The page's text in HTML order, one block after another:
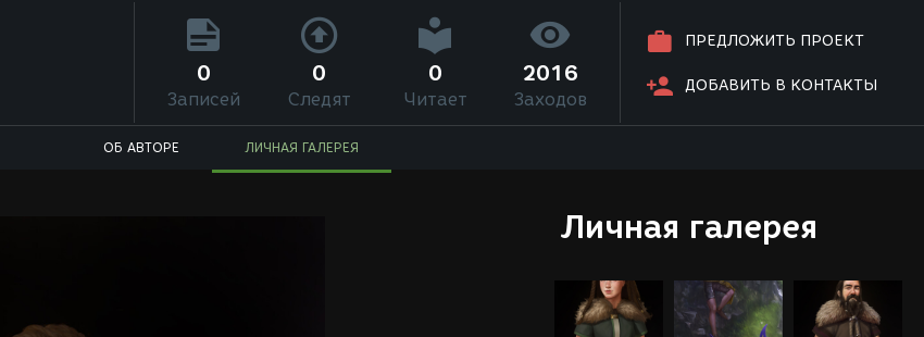
ПРЕДЛОЖИТЬ ПРОЕКТ
ДОБАВИТЬ В КОНТАКТЫ
0
Записей
0
Следят
0
Читает
2016
Заходов
ОБ АВТОРЕ ЛИЧНАЯ ГАЛЕРЕЯ
Личная галерея